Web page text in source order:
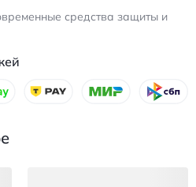
средства защиты и